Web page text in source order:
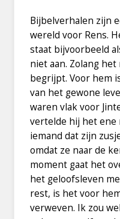
Bijbelverhalen zijn
wereld voor Rens.
staat bijvoorbeeld
niet aan. Zolang
begrijpt. Voor hem
van het gewone
waren vlak voor
vertelde hij het ene
iemand dat zijn
omdat ze naar de
moment gaat het
het geloofsleven
rest, is het voor
verweven. Ik zou